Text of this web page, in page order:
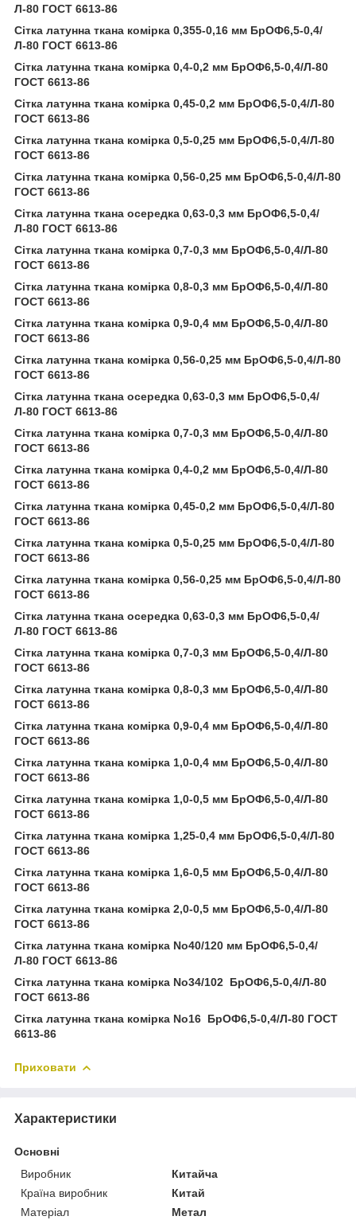
Л-80 ГОСТ 6613-86
Сітка латунна ткана комірка 0,355-0,16 мм БрОФ6,5-0,4/
Л-80 ГОСТ 6613-86
Сітка латунна ткана комірка 0,4-0,2 мм БрОФ6,5-0,4/Л-80
ГОСТ 6613-86
Сітка латунна ткана комірка 0,45-0,2 мм БрОФ6,5-0,4/Л-80
ГОСТ 6613-86
Сітка латунна ткана комірка 0,5-0,25 мм БрОФ6,5-0,4/Л-80
ГОСТ 6613-86
Сітка латунна ткана комірка 0,56-0,25 мм БрОФ6,5-0,4/Л-80
ГОСТ 6613-86
Сітка латунна ткана осередка 0,63-0,3 мм БрОФ6,5-0,4/
Л-80 ГОСТ 6613-86
Сітка латунна ткана комірка 0,7-0,3 мм БрОФ6,5-0,4/Л-80
ГОСТ 6613-86
Сітка латунна ткана комірка 0,8-0,3 мм БрОФ6,5-0,4/Л-80
ГОСТ 6613-86
Сітка латунна ткана комірка 0,9-0,4 мм БрОФ6,5-0,4/Л-80
ГОСТ 6613-86
Сітка латунна ткана комірка 0,56-0,25 мм БрОФ6,5-0,4/Л-80
ГОСТ 6613-86
Сітка латунна ткана осередка 0,63-0,3 мм БрОФ6,5-0,4/
Л-80 ГОСТ 6613-86
Сітка латунна ткана комірка 0,7-0,3 мм БрОФ6,5-0,4/Л-80
ГОСТ 6613-86
Сітка латунна ткана комірка 0,4-0,2 мм БрОФ6,5-0,4/Л-80
ГОСТ 6613-86
Сітка латунна ткана комірка 0,45-0,2 мм БрОФ6,5-0,4/Л-80
ГОСТ 6613-86
Сітка латунна ткана комірка 0,5-0,25 мм БрОФ6,5-0,4/Л-80
ГОСТ 6613-86
Сітка латунна ткана комірка 0,56-0,25 мм БрОФ6,5-0,4/Л-80
ГОСТ 6613-86
Сітка латунна ткана осередка 0,63-0,3 мм БрОФ6,5-0,4/
Л-80 ГОСТ 6613-86
Сітка латунна ткана комірка 0,7-0,3 мм БрОФ6,5-0,4/Л-80
ГОСТ 6613-86
Сітка латунна ткана комірка 0,8-0,3 мм БрОФ6,5-0,4/Л-80
ГОСТ 6613-86
Сітка латунна ткана комірка 0,9-0,4 мм БрОФ6,5-0,4/Л-80
ГОСТ 6613-86
Сітка латунна ткана комірка 1,0-0,4 мм БрОФ6,5-0,4/Л-80
ГОСТ 6613-86
Сітка латунна ткана комірка 1,0-0,5 мм БрОФ6,5-0,4/Л-80
ГОСТ 6613-86
Сітка латунна ткана комірка 1,25-0,4 мм БрОФ6,5-0,4/Л-80
ГОСТ 6613-86
Сітка латунна ткана комірка 1,6-0,5 мм БрОФ6,5-0,4/Л-80
ГОСТ 6613-86
Сітка латунна ткана комірка 2,0-0,5 мм БрОФ6,5-0,4/Л-80
ГОСТ 6613-86
Сітка латунна ткана комірка No40/120 мм БрОФ6,5-0,4/
Л-80 ГОСТ 6613-86
Сітка латунна ткана комірка No34/102 БрОФ6,5-0,4/Л-80
ГОСТ 6613-86
Сітка латунна ткана комірка No16 БрОФ6,5-0,4/Л-80 ГОСТ
6613-86
Приховати
Характеристики
Основні
Виробник
Китайча
Країна виробник
Китай
Матеріал
Метал